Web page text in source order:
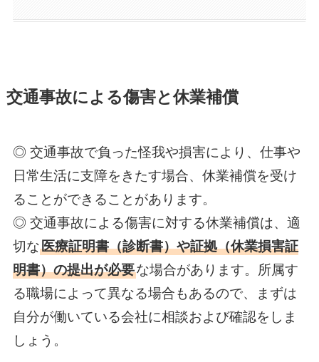
交通事故による傷害と休業補償
◎ 交通事故で負った怪我や損害により、仕事や
日常生活に支障をきたす場合、休業補償を受け
ることができることがあります。
◎ 交通事故による傷害に対する休業補償は、適
切な医療証明書（診断書）や証拠（休業損害証
明書）の提出が必要な場合があります。所属す
る職場によって異なる場合もあるので、まずは
自分が働いている会社に相談および確認をしま
しょう。